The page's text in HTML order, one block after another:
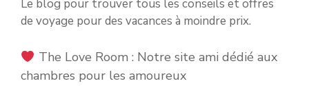
Le blog pour trouver tous les conseils et offres
de voyage pour des vacances à moindre prix.
The Love Room : Notre site ami dédié aux
chambres pour les amoureux